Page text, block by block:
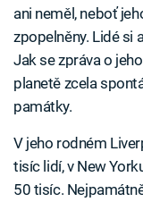
ani neměl, neboť
zpopelněny. Lidé si
Jak se zpráva o
planetě zcela
památky.
V jeho rodném
tisíc lidí, v New
50 tisíc.